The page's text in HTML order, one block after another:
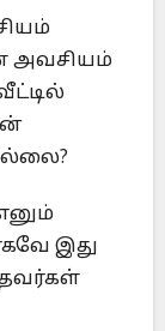
அவசியம்
இது